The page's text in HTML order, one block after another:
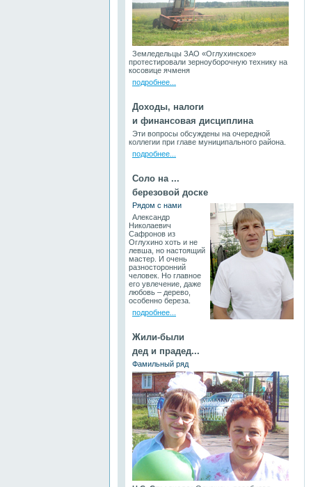
Земледельцы ЗАО «Оглухинское»
протестировали зерноуборочную технику на
косовице ячменя
подробнее...
Доходы, налоги
и финансовая дисциплина
Эти вопросы обсуждены на очередной
коллегии при главе муниципального района.
подробнее...
Соло на ...
березовой доске
Рядом с нами
Александр
Николаевич
Сафронов из
Оглухино хоть и не
левша, но настоящий
мастер. И очень
разносторонний
человек. Но главное
его увлечение, даже
любовь – дерево,
особенно береза.
подробнее...
Жили-были
дед и прадед...
Фамильный ряд